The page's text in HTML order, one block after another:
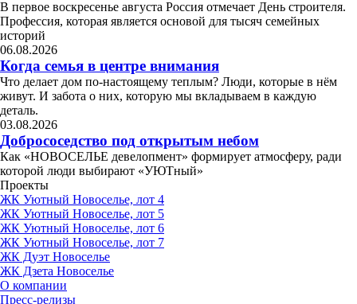
В первое воскресенье августа Россия отмечает День строителя.
Профессия, которая является основой для тысяч семейных
историй
06.08.2026
Когда семья в центре внимания
Что делает дом по-настоящему теплым? Люди, которые в нём
живут. И забота о них, которую мы вкладываем в каждую
деталь.
03.08.2026
Добрососедство под открытым небом
Как «НОВОСЕЛЬЕ девелопмент» формирует атмосферу, ради
которой люди выбирают «УЮТный»
Проекты
ЖК Уютный Новоселье, лот 4
ЖК Уютный Новоселье, лот 5
ЖК Уютный Новоселье, лот 6
ЖК Уютный Новоселье, лот 7
ЖК Дуэт Новоселье
ЖК Дзета Новоселье
О компании
Пресс-релизы